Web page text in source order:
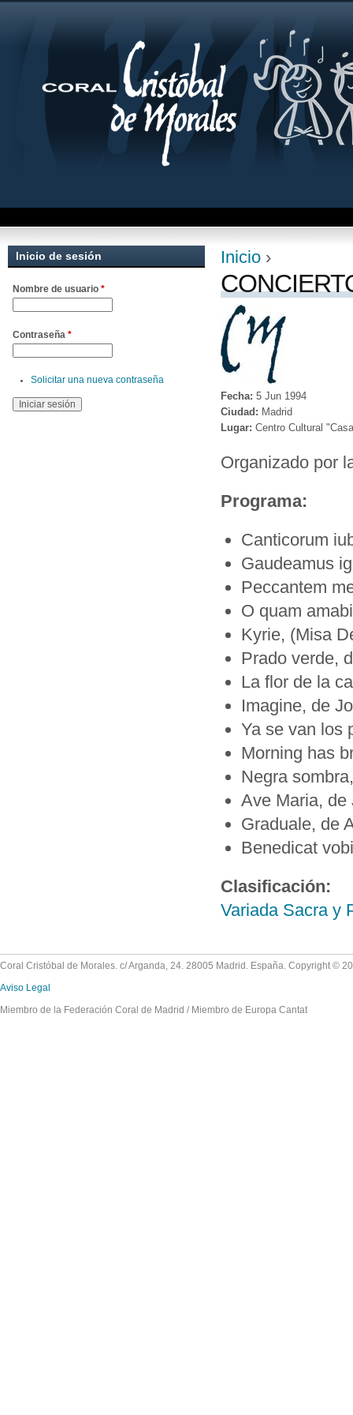
Se encuentra
Inicio ›
Fecha: 5 Jun 1994
Ciudad: Madrid
Lugar: Centro Cultural
Organizado por
Programa:
Canticorum
Gaudeamus
Peccantem
O quam
Kyrie, (Misa
Prado verde,
La flor de la
Imagine, de
Ya se van los
Morning has
Negra
Ave Maria, de
Graduale, de
Benedicat
Clasificación:
Variada Sacra y
Inicio de sesión
Nombre de usuario *
Contraseña *
Solicitar una nueva contraseña
Coral Cristóbal de Morales. c/ Arganda, 24. 28005 Madrid. España. Copyright ©
Aviso Legal
Miembro de la Federación Coral de Madrid / Miembro de Europa Cantat